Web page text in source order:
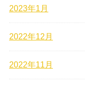
2023年1月
2022年12月
2022年11月